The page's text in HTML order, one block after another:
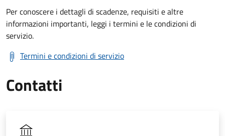
Per conoscere i dettagli di scadenze, requisiti e altre
informazioni importanti, leggi i termini e le condizioni di
servizio.
Termini e condizioni di servizio
Contatti